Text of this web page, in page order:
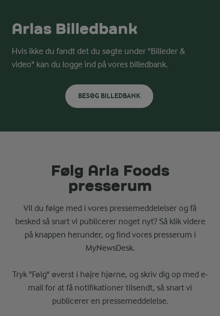
Arlas Billedbank
Hvis ikke du fandt det du søgte under "Billeder &
video" kan du logge ind på vores billedbank.
BESØG BILLEDBANK
Følg Arla Foods
presserum
Vil du følge med i vores pressemeddelelser og få
besked så snart vi publicerer noget nyt? Så klik videre
på knappen herunder, og find vores presserum i
MyNewsDesk.
Tryk "Følg" øverst i højre hjørne, og skriv dig op med e-
mail for at få notifikationer tilsendt, så snart vi
publicerer en pressemeddelelse.